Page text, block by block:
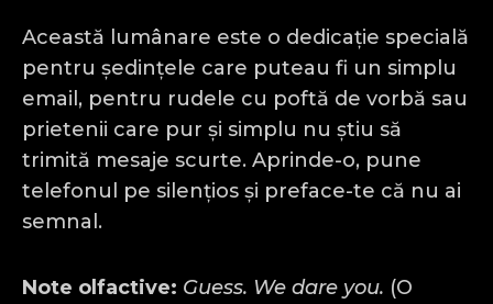
Această lumânare este o dedicație specială
pentru ședințele care puteau fi un simplu
email, pentru rudele cu poftă de vorbă sau
prietenii care pur și simplu nu știu să
trimită mesaje scurte. Aprinde-o, pune
telefonul pe silențios și preface-te că nu ai
semnal.
Note olfactive: Guess. We dare you. (O